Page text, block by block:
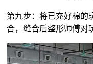
第九步：将已充好棉的
合，缝合后整形师傅对